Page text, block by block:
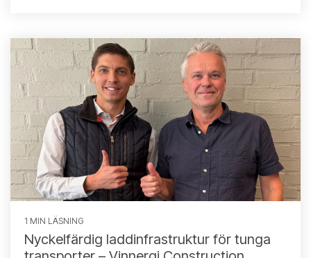
1 MIN LÄSNING
Nyckelfärdig laddinfrastruktur för tunga